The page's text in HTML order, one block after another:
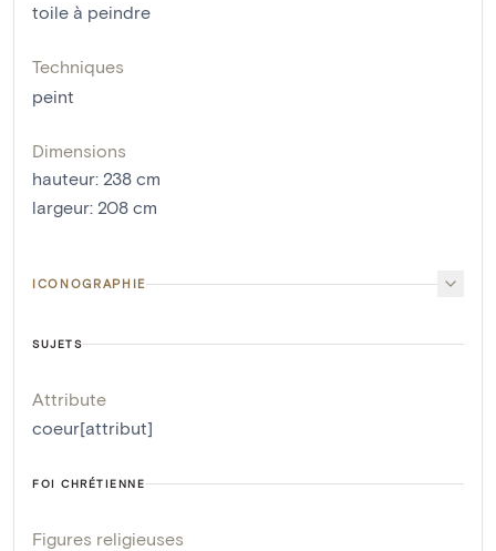
toile à peindre
Techniques
peint
Dimensions
hauteur: 238 cm
largeur: 208 cm
ICONOGRAPHIE
SUJETS
Attribute
coeur[attribut]
FOI CHRÉTIENNE
Figures religieuses